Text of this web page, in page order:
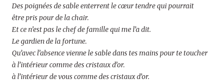
Des poignées de sable enterrent le cœur tendre qui pourrait
être pris pour de la chair.
Et ce n’est pas le chef de famille qui me l’a dit.
Le gardien de la fortune.
Qu’avec l’absence vienne le sable dans tes mains pour te toucher
à l’intérieur comme des cristaux d’or.
à l’intérieur de vous comme des cristaux d’or.